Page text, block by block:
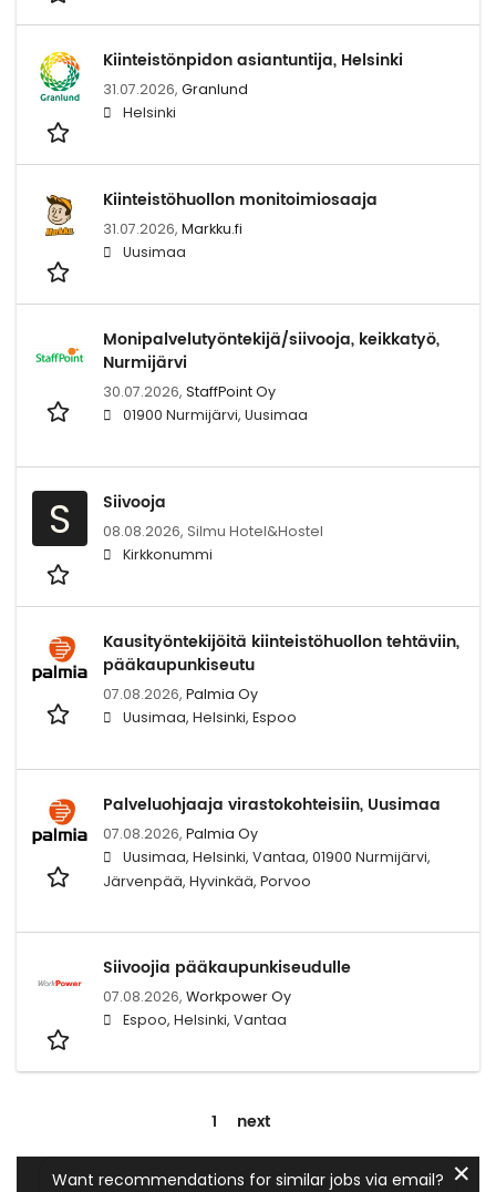
Kiinteistönpidon asiantuntija, Helsinki
31.07.2026, Granlund
Helsinki
Kiinteistöhuollon monitoimiosaaja
31.07.2026, Markku.fi
Uusimaa
Monipalvelutyöntekijä/siivooja, keikkatyö,
Nurmijärvi
30.07.2026, StaffPoint Oy
01900 Nurmijärvi, Uusimaa
S Siivooja
08.08.2026, Silmu Hotel&Hostel
Kirkkonummi
Kausityöntekijöitä kiinteistöhuollon tehtäviin,
pääkaupunkiseutu
07.08.2026, Palmia Oy
Uusimaa, Helsinki, Espoo
Palveluohjaaja virastokohteisiin, Uusimaa
07.08.2026, Palmia Oy
Uusimaa, Helsinki, Vantaa, 01900 Nurmijärvi,
Järvenpää, Hyvinkää, Porvoo
Siivoojia pääkaupunkiseudulle
07.08.2026, Workpower Oy
Espoo, Helsinki, Vantaa
1 next
Want recommendations for similar jobs via email? ✕